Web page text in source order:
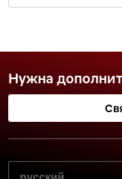
Нужна
ВЫБЕРИТЕ